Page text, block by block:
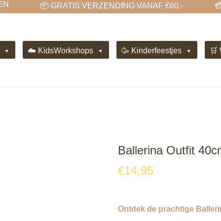
📦 GRATIS VERZENDING VANAF €60,-
☁️ KidsWorkshops 🥳 Kinderfeestjes 🛒
Ballerina Outfit
€14,95
Ontdek de prachtige